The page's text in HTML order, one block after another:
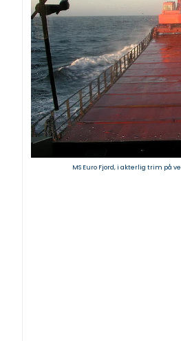
MS Euro Fjord, i akterlig trim på